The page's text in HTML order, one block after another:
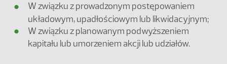
W związku z prowadzonym postępowaniem
układowym, upadłościowym lub likwidacyjnym;
W związku z planowanym podwyższeniem
kapitału lub umorzeniem akcji lub udziałów.